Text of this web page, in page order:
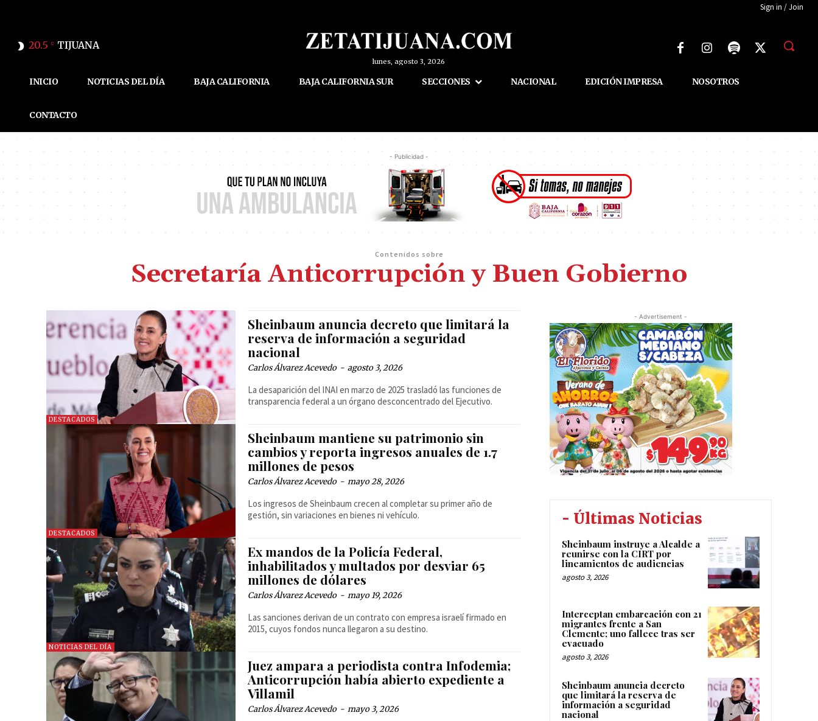
Sign in / Join
20.5 C TIJUANA
lunes, agosto 3, 2026
INICIO NOTICIAS DEL DÍA BAJA CALIFORNIA BAJA CALIFORNIA SUR SECCIONES NACIONAL EDICIÓN IMPRESA NOSOTROS
CONTACTO
- Publicidad -
Contenidos sobre
Secretaría Anticorrupción y Buen Gobierno
DESTACADOS
Sheinbaum anuncia decreto que limitará la
reserva de información a seguridad
nacional
Carlos Álvarez Acevedo - agosto 3, 2026
La desaparición del INAI en marzo de 2025 trasladó las funciones de
transparencia federal a un órgano desconcentrado del Ejecutivo.
DESTACADOS
Sheinbaum mantiene su patrimonio sin
cambios y reporta ingresos anuales de 1.7
millones de pesos
Carlos Álvarez Acevedo - mayo 28, 2026
Los ingresos de Sheinbaum crecen al completar su primer año de
gestión, sin variaciones en bienes ni vehículo.
NOTICIAS DEL DÍA
Ex mandos de la Policía Federal,
inhabilitados y multados por desviar 65
millones de dólares
Carlos Álvarez Acevedo - mayo 19, 2026
Las sanciones derivan de un contrato con empresa israelí firmado en
2015, cuyos fondos nunca llegaron a su destino.
Juez ampara a periodista contra Infodemia;
Anticorrupción había abierto expediente a
Villamil
Carlos Álvarez Acevedo - mayo 3, 2026
- Advertisement -
- Últimas Noticias
Sheinbaum instruye a Alcalde a
reunirse con la CIRT por
lineamientos de audiencias
agosto 3, 2026
Interceptan embarcación con 21
migrantes frente a San
Clemente; uno fallece tras ser
evacuado
agosto 3, 2026
Sheinbaum anuncia decreto
que limitará la reserva de
información a seguridad
nacional